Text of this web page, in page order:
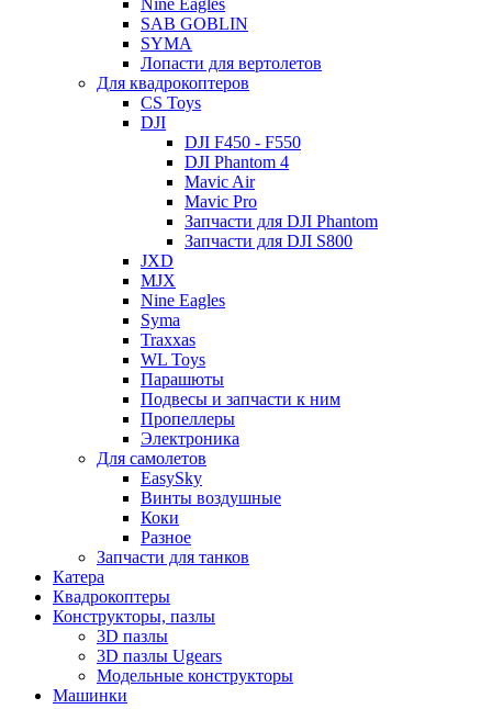
Nine Eagles
SAB GOBLIN
SYMA
Лопасти для вертолетов
Для квадрокоптеров
CS Toys
DJI
DJI F450 - F550
DJI Phantom 4
Mavic Air
Mavic Pro
Запчасти для DJI Phantom
Запчасти для DJI S800
JXD
MJX
Nine Eagles
Syma
Traxxas
WL Toys
Парашюты
Подвесы и запчасти к ним
Пропеллеры
Электроника
Для самолетов
EasySky
Винты воздушные
Коки
Разное
Запчасти для танков
Катера
Квадрокоптеры
Конструкторы, пазлы
3D пазлы
3D пазлы Ugears
Модельные конструкторы
Машинки